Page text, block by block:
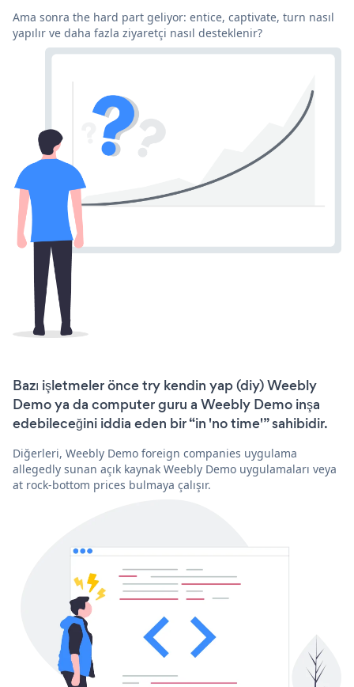
Ama sonra the hard part geliyor: entice, captivate, turn nasıl
yapılır ve daha fazla ziyaretçi nasıl desteklenir?
Bazı işletmeler önce try kendin yap (diy) Weebly
Demo ya da computer guru a Weebly Demo inşa
edebileceğini iddia eden bir “in 'no time'” sahibidir.
Diğerleri, Weebly Demo foreign companies uygulama
allegedly sunan açık kaynak Weebly Demo uygulamaları veya
at rock-bottom prices bulmaya çalışır.